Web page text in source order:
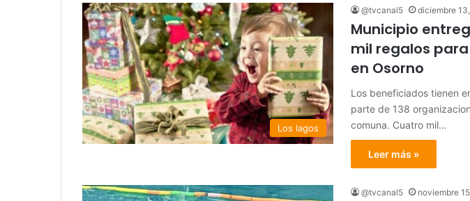
Los lagos
@tvcanal5 diciembre
Municipio
mil regalos
en Osorno
Los beneficiados tienen
parte de 138
comuna. Cuatro mil…
Leer más »
@tvcanal5 noviembre